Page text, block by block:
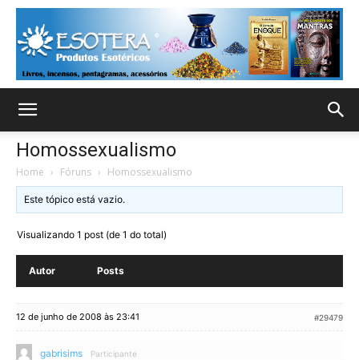
Homossexualismo
Home › Fóruns › Homossexualismo
Este tópico está vazio.
Visualizando 1 post (de 1 do total)
Autor Posts
12 de junho de 2008 às 23:41 #29479
gabrisims Participante